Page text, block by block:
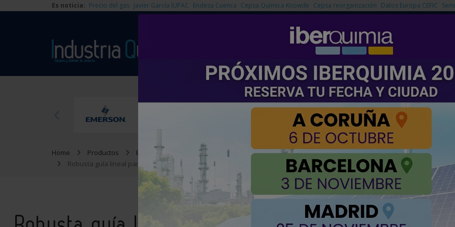
Es noticia: Precio del gas Javier García IUPAC Endesa Cuenca Cepsa Química Knowde Cepsa reorganización Datos Europa CEFIC
NOTICIAS PRODUCTOS
EMPRESAS PREMIUM
Home Productos
Equipamiento medioambiental
Robusta guía lineal para uso en tecnología agrícola y urbana: Ajuste de ejes sin mantenimiento